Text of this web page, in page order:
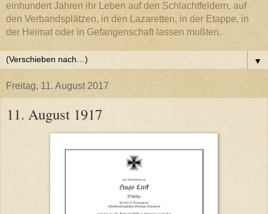
einhundert Jahren ihr Leben auf den Schlachtfeldern, auf
den Verbandsplätzen, in den Lazaretten, in der Etappe, in
der Heimat oder in Gefangenschaft lassen mußten.
▼
Freitag, 11. August 2017
11. August 1917